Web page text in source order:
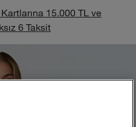
15.000 TL ve
6 Taksit